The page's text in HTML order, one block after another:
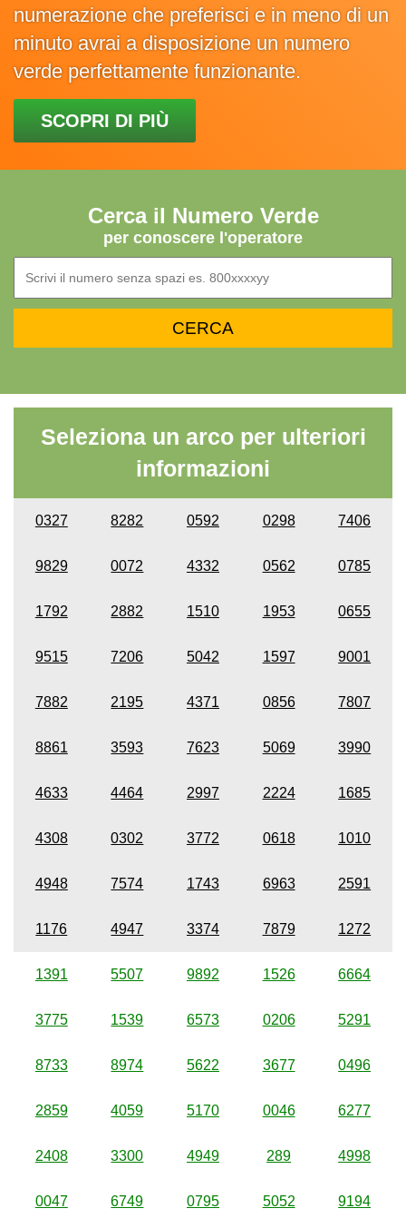
numerazione che preferisci e in meno di un
minuto avrai a disposizione un numero
verde perfettamente funzionante.
SCOPRI DI PIÙ
Cerca il Numero Verde
per conoscere l'operatore
Seleziona un arco per ulteriori
informazioni
0327 8282 0592 0298 7406
9829 0072 4332 0562 0785
1792 2882 1510 1953 0655
9515 7206 5042 1597 9001
7882 2195 4371 0856 7807
8861 3593 7623 5069 3990
4633 4464 2997 2224 1685
4308 0302 3772 0618 1010
4948 7574 1743 6963 2591
1176 4947 3374 7879 1272
1391 5507 9892 1526 6664
3775 1539 6573 0206 5291
8733 8974 5622 3677 0496
2859 4059 5170 0046 6277
2408 3300 4949 289 4998
0047 6749 0795 5052 9194